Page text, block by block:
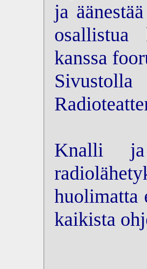
ja
kanssa
Knalli ja
huolimatta
kaikista